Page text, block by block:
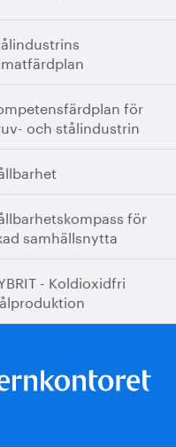
för
och stålindustrin
för
samhällsnytta
- Koldioxidfri